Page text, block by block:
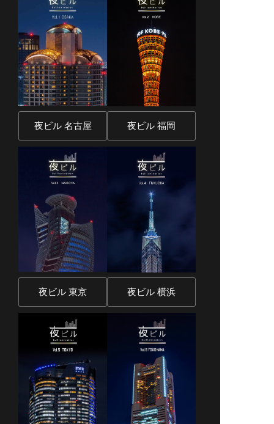
夜ビル 名古屋 夜ビル 福岡
夜ビル 東京 夜ビル 横浜